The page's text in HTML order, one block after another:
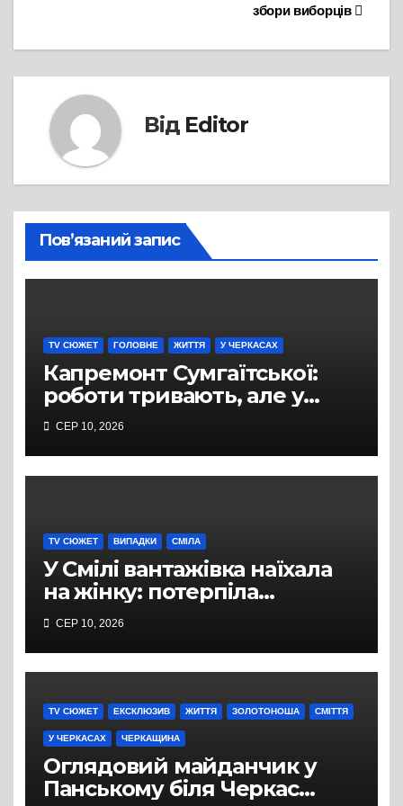
збори виборців
Від Editor
Пов’язаний запис
TV СЮЖЕТ ГОЛОВНЕ ЖИТТЯ У ЧЕРКАСАХ
Капремонт Сумгаїтської:
роботи тривають, але у
містян виникло питання
щодо освітлення
СЕР 10, 2026
TV СЮЖЕТ ВИПАДКИ СМІЛА
У Смілі вантажівка наїхала
на жінку: потерпіла
померла в лікарні
СЕР 10, 2026
TV СЮЖЕТ ЕКСКЛЮЗИВ ЖИТТЯ ЗОЛОТОНОША СМІТТЯ
У ЧЕРКАСАХ ЧЕРКАЩИНА
Оглядовий майданчик у
Панському біля Черкас